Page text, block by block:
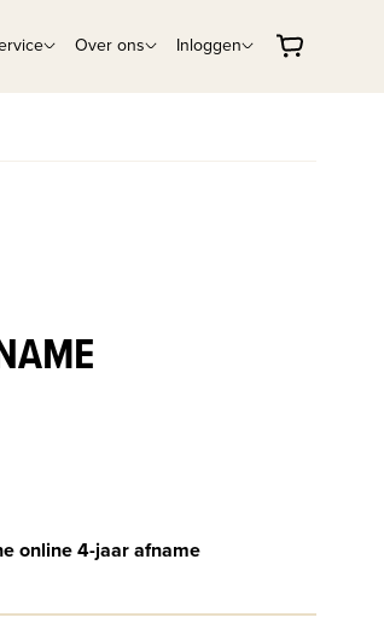
Over ons Inloggen
online 4-jaar afname